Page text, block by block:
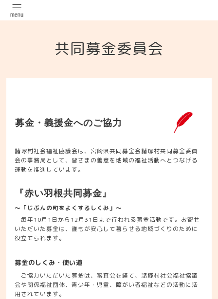
共同募金委員会
募金・義援金へのご協力
諸塚村社会福祉協議会は、宮崎県共同募金会諸塚村共同募金委員
会の事務局として、皆さまの善意を地域の福祉活動へとつなげる
運動を推進しています。
『赤い羽根共同募金』
～「じぶんの町をよくするしくみ」～
毎年10月1日から12月31日まで行われる募金活動です。お寄せ
いただいた募金は、誰もが安心して暮らせる地域づくりのために
役立てられます。
募金のしくみ・使い道
ご協力いただいた募金は、審査会を経て、諸塚村社会福祉協議
会や関係福祉団体、青少年・児童、障がい者福祉などの活動に活
用されています。